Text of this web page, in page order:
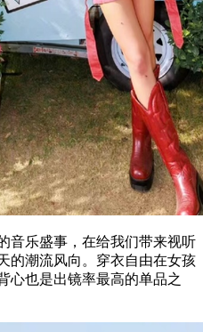
乐盛事，在给我们带来视听
的潮流风向。穿衣自由在女孩
心也是出镜率最高的单品之